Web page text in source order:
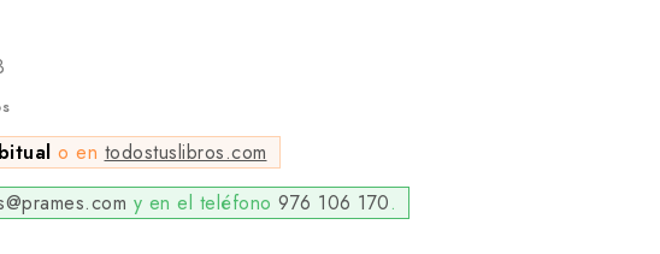
o en todostuslibros.com
y en el teléfono 976 106 170.